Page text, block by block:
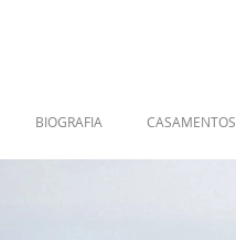
BIOGRAFIA CASAMENTOS